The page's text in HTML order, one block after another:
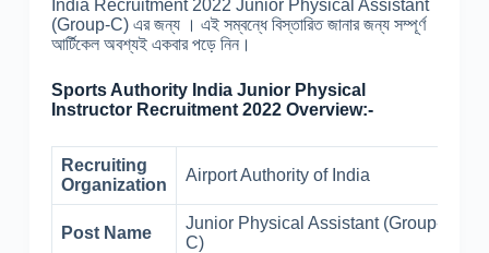
India Recruitment 2022 Junior Physical Assistant
(Group-C) এর জন্য । এই সম্বন্ধে বিস্তারিত জানার জন্য সম্পূর্ণ
আর্টিকেল অবশ্যই একবার পড়ে নিন।
Sports Authority India Junior Physical
Instructor Recruitment 2022 Overview:-
Recruiting
Organization
Airport Authority of India
Post Name
Junior Physical Assistant (Group-
C)